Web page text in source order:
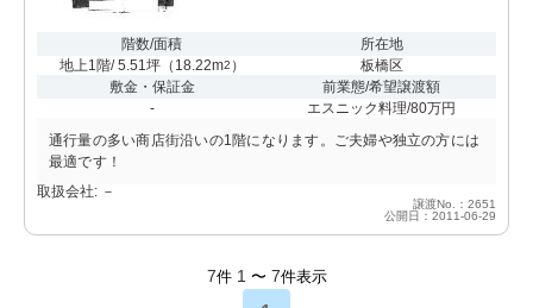
階数/面積
地上1階/ 5.51坪（ 18.22m2 ）
所在地
板橋区
敷金・保証金
-
前業態/希望譲渡額
エスニック料理/80万円
通行量の多い商店街沿いの1階になります。ご夫婦や独立の方には
最適です！
取扱会社: －
譲渡No.：2651
公開日：2011-06-29
7件 1 〜 7件表示